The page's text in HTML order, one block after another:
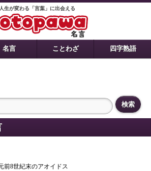
人生が変わる「言葉」に出会える
名言 ことわざ 四字熟語
検索
前8世紀末のアオイドス